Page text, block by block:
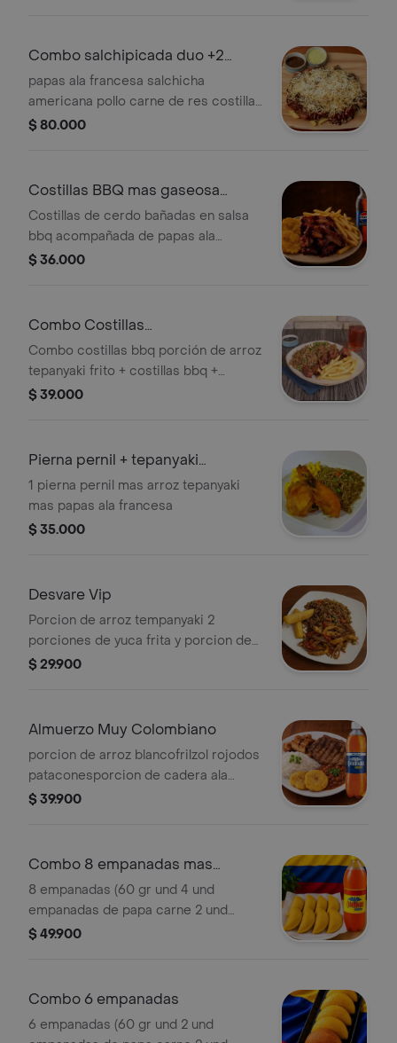
Combo salchipicada duo +2
gaseosa
papas ala francesa salchicha
americana pollo carne de res costilla
de cerdo chorizo papas fosforo y
$ 80.000
Costillas BBQ mas gaseosa
250ml
Costillas de cerdo bañadas en salsa
bbq acompañada de papas ala
francesa y patacones
$ 36.000
Combo Costillas
Bbq+arroz+bebida400ml
Combo costillas bbq porción de arroz
tepanyaki frito + costillas bbq +
porción de papa francesa + bebida a
$ 39.000
Pierna pernil + tepanyaki
Francesa
1 pierna pernil mas arroz tepanyaki
mas papas ala francesa
$ 35.000
Desvare Vip
Porcion de arroz tempanyaki 2
porciones de yuca frita y porcion de
pollo teriyaki con verduras.
$ 29.900
Almuerzo Muy Colombiano
porcion de arroz blancofrilzol rojodos
pataconesporcion de cadera ala
parrillaporcion de
$ 39.900
Combo 8 empanadas mas
gaseosa 1 litro
8 empanadas (60 gr und 4 und
empanadas de papa carne 2 und
empandas de pollo 2 und empanadas
$ 49.900
Combo 6 empanadas
6 empanadas (60 gr und 2 und